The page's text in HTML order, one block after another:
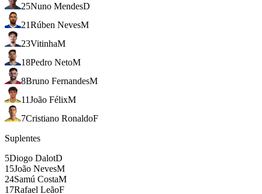
25Nuno MendesD
21Rúben NevesM
23VitinhaM
18Pedro NetoM
8Bruno FernandesM
11João FélixM
7Cristiano RonaldoF
Suplentes
5Diogo DalotD
15João NevesM
24Samú CostaM
17Rafael LeãoF